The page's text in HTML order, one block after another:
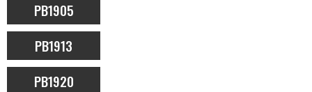
PB1905
PB1913
PB1920